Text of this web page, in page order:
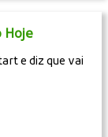
Hoje
e diz que vai